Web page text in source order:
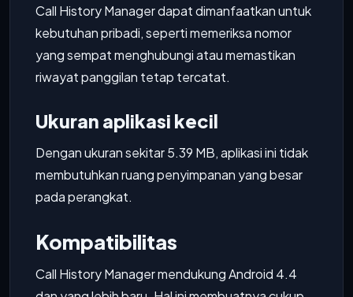
Call History Manager dapat dimanfaatkan untuk
kebutuhan pribadi, seperti memeriksa nomor
yang sempat menghubungi atau memastikan
riwayat panggilan tetap tercatat.
Ukuran aplikasi kecil
Dengan ukuran sekitar 5.39 MB, aplikasi ini tidak
membutuhkan ruang penyimpanan yang besar
pada perangkat.
Kompatibilitas
Call History Manager mendukung Android 4.4